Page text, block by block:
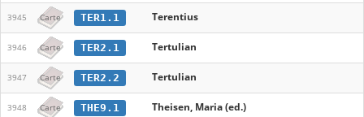
3945 Carte TER1.1 Terentius
3946 Carte TER2.1 Tertulian
3947 Carte TER2.2 Tertulian
3948 Carte THE9.1 Theisen, Maria (ed.)